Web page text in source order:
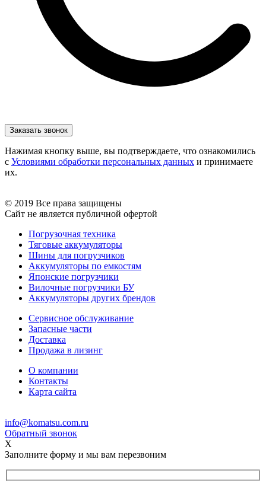
Нажимая кнопку выше, вы подтверждаете, что ознакомились
с Условиями обработки персональных данных и принимаете
их.
© 2019 Все права защищены
Сайт не является публичной офертой
Погрузочная техника
Тяговые аккумуляторы
Шины для погрузчиков
Аккумуляторы по емкостям
Японские погрузчики
Вилочные погрузчики БУ
Аккумуляторы других брендов
Сервисное обслуживание
Запасные части
Доставка
Продажа в лизинг
О компании
Контакты
Карта сайта
info@komatsu.com.ru
Обратный звонок
X
Заполните форму и мы вам перезвоним